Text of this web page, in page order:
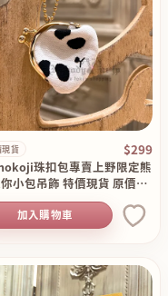
貨 $299
珠扣包專賣上野限定熊
小包吊飾 特價現貨 原價35
加入購物車